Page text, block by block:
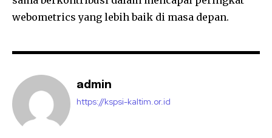
webometrics yang lebih baik di masa depan.
admin
https://kspsi-kaltim.or.id